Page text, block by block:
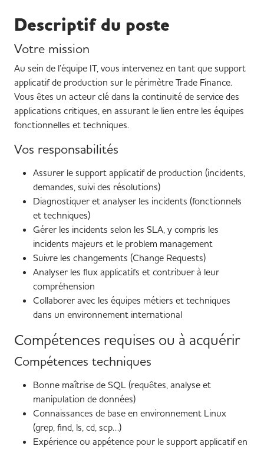
Descriptif du poste
Votre mission
Au sein de l’équipe IT, vous intervenez en tant que support
applicatif de production sur le périmètre Trade Finance.
Vous êtes un acteur clé dans la continuité de service des
applications critiques, en assurant le lien entre les équipes
fonctionnelles et techniques.
Vos responsabilités
Assurer le support applicatif de production (incidents,
demandes, suivi des résolutions)
Diagnostiquer et analyser les incidents (fonctionnels
et techniques)
Gérer les incidents selon les SLA, y compris les
incidents majeurs et le problem management
Suivre les changements (Change Requests)
Analyser les flux applicatifs et contribuer à leur
compréhension
Collaborer avec les équipes métiers et techniques
dans un environnement international
Compétences requises ou à acquérir
Compétences techniques
Bonne maîtrise de SQL (requêtes, analyse et
manipulation de données)
Connaissances de base en environnement Linux
(grep, find, ls, cd, scp…)
Expérience ou appétence pour le support applicatif en